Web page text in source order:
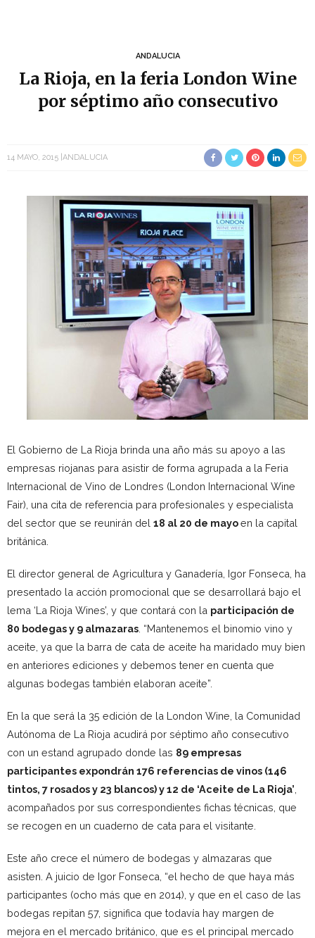
ANDALUCIA
La Rioja, en la feria London Wine
por séptimo año consecutivo
14 MAYO, 2015 ANDALUCIA
El Gobierno de La Rioja brinda una año más su apoyo a las
empresas riojanas para asistir de forma agrupada a la Feria
Internacional de Vino de Londres (London Internacional Wine
Fair), una cita de referencia para profesionales y especialista
del sector que se reunirán del 18 al 20 de mayoen la capital
británica.
El director general de Agricultura y Ganadería, Igor Fonseca, ha
presentado la acción promocional que se desarrollará bajo el
lema ‘La Rioja Wines’, y que contará con la participación de
80 bodegas y 9 almazaras . “Mantenemos el binomio vino y
aceite, ya que la barra de cata de aceite ha maridado muy bien
en anteriores ediciones y debemos tener en cuenta que
algunas bodegas también elaboran aceite”.
En la que será la 35 edición de la London Wine, la Comunidad
Autónoma de La Rioja acudirá por séptimo año consecutivo
con un estand agrupado donde las 89 empresas
participantes expondrán 176 referencias de vinos (146
tintos, 7 rosados y 23 blancos) y 12 de ‘Aceite de La Rioja’
acompañados por sus correspondientes fichas técnicas, que
se recogen en un cuaderno de cata para el visitante.
Este año crece el número de bodegas y almazaras que
asisten. A juicio de Igor Fonseca, “el hecho de que haya más
participantes (ocho más que en 2014), y que en el caso de las
bodegas repitan 57, significa que todavía hay margen de
mejora en el mercado británico, que es el principal mercado